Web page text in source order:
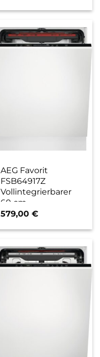
AEG Favorit
FSB64917Z
Vollintegrierbarer
60 cm
Geschirrspüler / C
579,00€